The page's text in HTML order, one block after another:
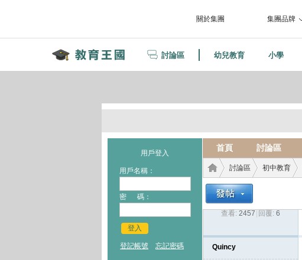
關於集團 集團品牌
討論區 幼兒教育 小學
用戶登入
用戶名稱：
密 碼：
登入
登記帳號 忘記密碼
首頁 討論區
討論區
›
初中教育
查看: 2457 回覆: 6
Quincy